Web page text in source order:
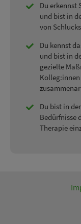
Du erkennst
und bist in
von
Du kennst
und bist in
gezielte
Du bist in
Bedürfnisse
Therapie